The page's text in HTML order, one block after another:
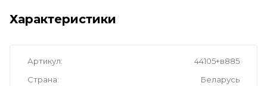
Характеристики
Артикул
44105+в885
Страна
Беларусь